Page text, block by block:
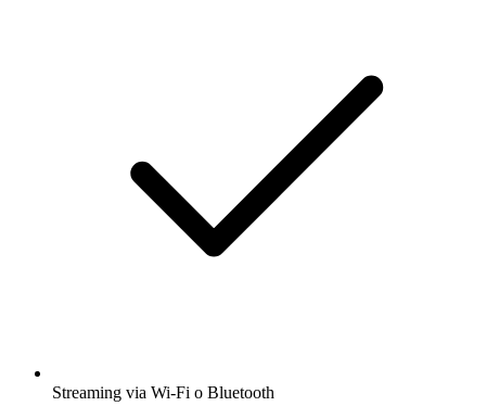
Streaming via Wi-Fi o Bluetooth